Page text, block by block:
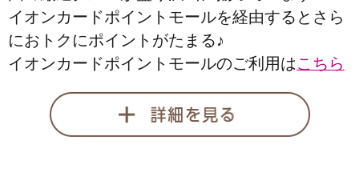
イオンカードポイントモールを経由するとさら
におトクにポイントがたまる♪
イオンカードポイントモールのご利用はこちら